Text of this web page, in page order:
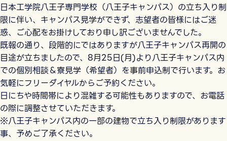
日本工学院八王子専門学校（八王子キャンパス）の立ち入り制
限に伴い、キャンパス見学ができず、志望者の皆様にはご迷
惑、ご心配をお掛けしており申し訳ございませんでした。
既報の通り、段階的にではありますが八王子キャンパス再開の
目途が立ちましたので、8月25日(月)より八王子キャンパス内
での個別相談＆寮見学（希望者）を事前申込制で行います。お
気軽にフリーダイヤルからご予約ください。
日にちや時間帯により混雑する可能性もありますので、お電話
の際に調整させていただきます。
※八王子キャンパス内の一部の建物で立ち入り制限があります
事、予めご了承ください。